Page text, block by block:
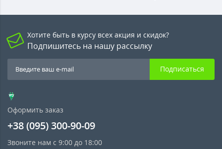
Хотите быть в курсу всех акция и скидок?
Подпишитесь на нашу рассылку
Подписаться
Оформить заказ
+38 (095) 300-90-09
Звоните нам с 9:00 до 18:00